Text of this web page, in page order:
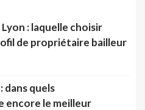
: laquelle choisir
de propriétaire bailleur
dans quels
encore le meilleur